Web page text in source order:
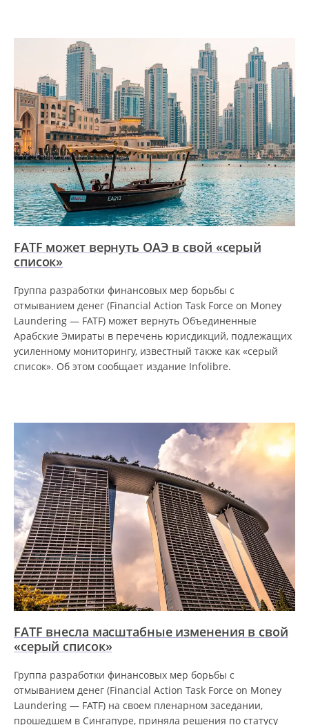
FATF может вернуть ОАЭ в свой «серый
список»
Группа разработки финансовых мер борьбы с
отмыванием денег (Financial Action Task Force on Money
Laundering — FATF) может вернуть Объединенные
Арабские Эмираты в перечень юрисдикций, подлежащих
усиленному мониторингу, известный также как «серый
список». Об этом сообщает издание Infolibre.
FATF внесла масштабные изменения в свой
«серый список»
Группа разработки финансовых мер борьбы с
отмыванием денег (Financial Action Task Force on Money
Laundering — FATF) на своем пленарном заседании,
прошедшем в Сингапуре, приняла решения по статусу